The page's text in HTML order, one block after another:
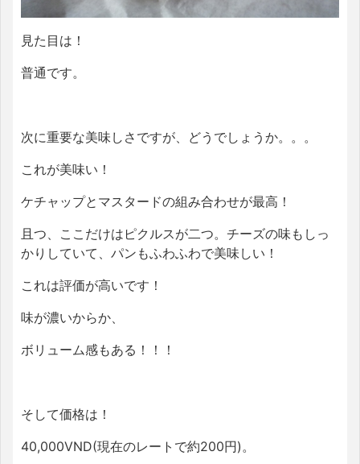
見た目は！
普通です。
次に重要な美味しさですが、どうでしょうか。。。
これが美味い！
ケチャップとマスタードの組み合わせが最高！
且つ、ここだけはピクルスが二つ。チーズの味もしっ
かりしていて、パンもふわふわで美味しい！
これは評価が高いです！
味が濃いからか、
ボリューム感もある！！！
そして価格は！
40,000VND(現在のレートで約200円)。